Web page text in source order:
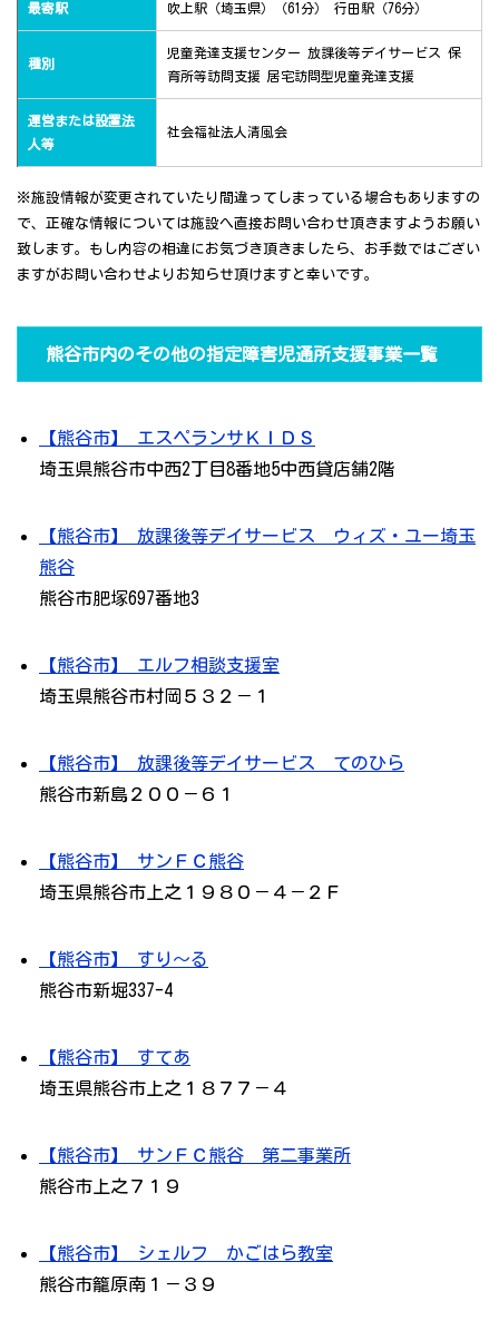
最寄駅 吹上駅（埼玉県）（61分） 行田駅（76分）
種別
児童発達支援センター 放課後等デイサービス 保
育所等訪問支援 居宅訪問型児童発達支援
運営または設置法
人等
社会福祉法人清風会
※施設情報が変更されていたり間違ってしまっている場合もありますの
で、正確な情報については施設へ直接お問い合わせ頂きますようお願い
致します。もし内容の相違にお気づき頂きましたら、お手数ではござい
ますがお問い合わせよりお知らせ頂けますと幸いです。
熊谷市内のその他の指定障害児通所支援事業一覧
【熊谷市】 エスペランサＫＩＤＳ
埼玉県熊谷市中西2丁目8番地5中西貸店舗2階
【熊谷市】 放課後等デイサービス ウィズ・ユー埼玉
熊谷
熊谷市肥塚697番地3
【熊谷市】 エルフ相談支援室
埼玉県熊谷市村岡５３２－１
【熊谷市】 放課後等デイサービス てのひら
熊谷市新島２００－６１
【熊谷市】 サンＦＣ熊谷
埼玉県熊谷市上之１９８０－４－２Ｆ
【熊谷市】 すり～る
熊谷市新堀337-4
【熊谷市】 すてあ
埼玉県熊谷市上之１８７７－４
【熊谷市】 サンＦＣ熊谷 第二事業所
熊谷市上之７１９
【熊谷市】 シェルフ かごはら教室
熊谷市籠原南１－３９